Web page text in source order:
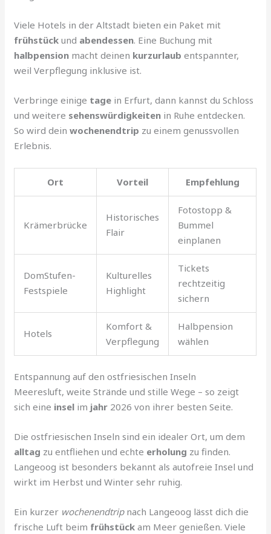
Viele Hotels in der Altstadt bieten ein Paket mit
frühstück und abendessen. Eine Buchung mit
halbpension macht deinen kurzurlaub entspannter,
weil Verpflegung inklusive ist.
Verbringe einige tage in Erfurt, dann kannst du Schloss
und weitere sehenswürdigkeiten in Ruhe entdecken.
So wird deinwochenendtrip zu einem genussvollen
Erlebnis.
Ort Vorteil Empfehlung
Krämerbrücke
Historisches
Flair
Fotostopp &
Bummel
einplanen
DomStufen-
Festspiele
Kulturelles
Highlight
Tickets
rechtzeitig
sichern
Hotels
Komfort &
Verpflegung
Halbpension
wählen
Entspannung auf den ostfriesischen Inseln
Meeresluft, weite Strände und stille Wege – so zeigt
sich eine insel im jahr 2026 von ihrer besten Seite.
Die ostfriesischen Inseln sind ein idealer Ort, um dem
alltag zu entfliehen und echte erholung zu finden.
Langeoog ist besonders bekannt als autofreie Insel und
wirkt im Herbst und Winter sehr ruhig.
Ein kurzer wochenendtripnach Langeoog lässt dich die
frische Luft beim frühstück am Meer genießen. Viele